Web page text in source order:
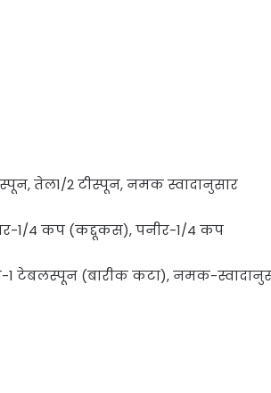
तेल1/2 टीस्पून, नमक स्वादानुसार
1/4 कप (कद्दूकस), पनीर-1/4 कप
टेबलस्पून (बारीक कटा), नमक-